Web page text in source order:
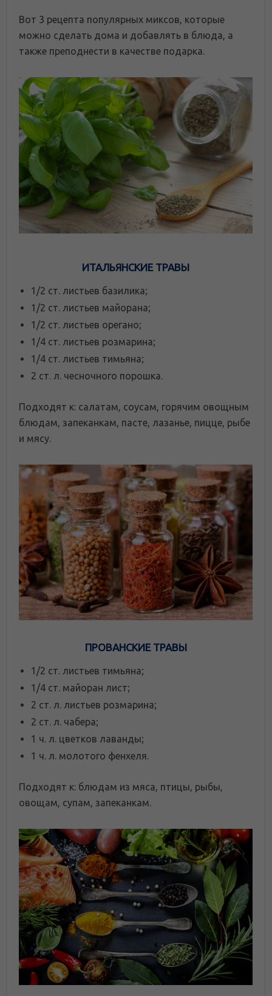
Вот 3 рецепта популярных миксов, которые
можно сделать дома и добавлять в блюда, а
также преподнести в качестве подарка.
ИТАЛЬЯНСКИЕ ТРАВЫ
1/2 ст. листьев базилика;
1/2 ст. листьев майорана;
1/2 ст. листьев орегано;
1/4 ст. листьев розмарина;
1/4 ст. листьев тимьяна;
2 ст. л. чесночного порошка.
Подходят к: салатам, соусам, горячим овощным
блюдам, запеканкам, пасте, лазанье, пицце, рыбе
и мясу.
ПРОВАНСКИЕ ТРАВЫ
1/2 ст. листьев тимьяна;
1/4 ст. майоран лист;
2 ст. л. листьев розмарина;
2 ст. л. чабера;
1 ч. л. цветков лаванды;
1 ч. л. молотого фенхеля.
Подходят к: блюдам из мяса, птицы, рыбы,
овощам, супам, запеканкам.